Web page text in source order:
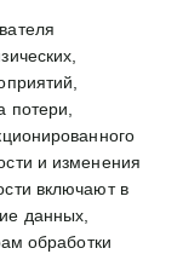
потери,
и изменения
включают в
данных,
обработки